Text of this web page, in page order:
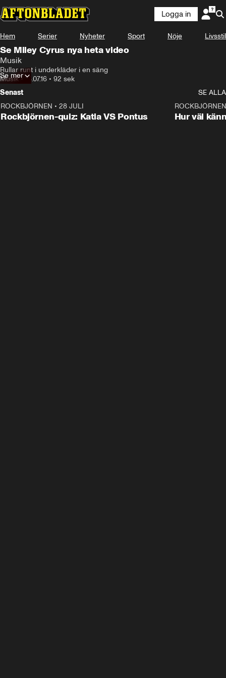
Logga in
Hem Serier Nyheter Sport Nöje Livsstil
Se Miley Cyrus nya heta video
Musik
Rullar runt i underkläder i en säng
Musik• 18.07.16 • 92 sek
Se mer
Senast
SE ALLA
ROCKBJÖRNEN • 28 JULI
Rockbjörnen-quiz: Katia VS Pontus
ROCKBJÖRNEN
Hur väl